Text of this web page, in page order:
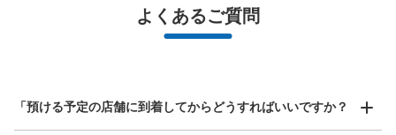
スマホからお店と日時を
指定して事前予約
全国1,000箇所以上と提携
最大辺が45cm未満の大きさのお荷物（リュック、ハンド
バッグ、お手荷物など）
¥800/ 日
よくあるご質問
「預ける予定の店舗に到着してからどうすればいいですか？